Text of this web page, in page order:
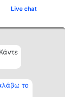
Live chat
το